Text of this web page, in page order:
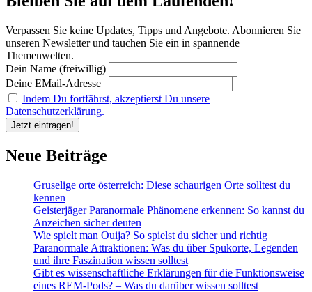
Verpassen Sie keine Updates, Tipps und Angebote. Abonnieren Sie
unseren Newsletter und tauchen Sie ein in spannende
Themenwelten.
Dein Name (freiwillig)
Deine EMail-Adresse
Indem Du fortfährst, akzeptierst Du unsere
Datenschutzerklärung.
Neue Beiträge
Gruselige orte österreich: Diese schaurigen Orte solltest du
kennen
Geisterjäger Paranormale Phänomene erkennen: So kannst du
Anzeichen sicher deuten
Wie spielt man Ouija? So spielst du sicher und richtig
Paranormale Attraktionen: Was du über Spukorte, Legenden
und ihre Faszination wissen solltest
Gibt es wissenschaftliche Erklärungen für die Funktionsweise
eines REM-Pods? – Was du darüber wissen solltest